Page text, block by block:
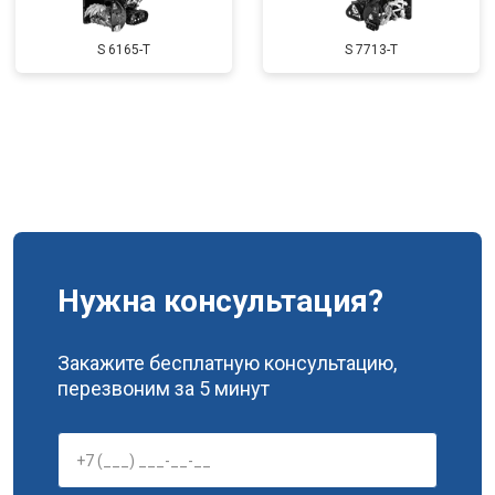
Замена подшипников от 2500 ₽ Заказать
S 6165-T S 7713-T
Нужна консультация?
Закажите бесплатную консультацию,
перезвоним за 5 минут